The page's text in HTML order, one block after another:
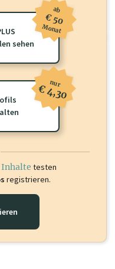
Sie dieses Profil frei
zu sehen.
sehen
ab
€ 50
Monat
nur
€ 4,30
Inhalte testen
registrieren.